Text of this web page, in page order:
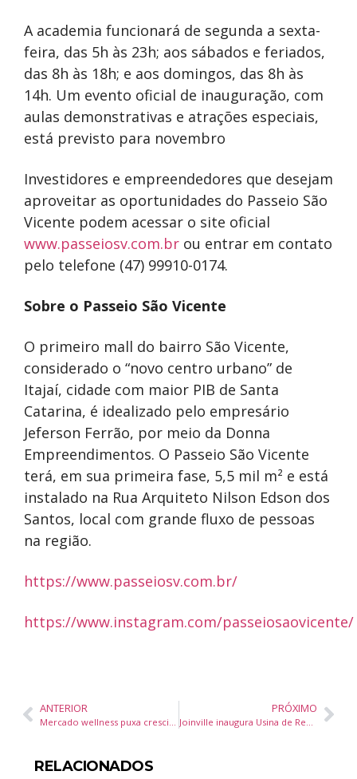
A academia funcionará de segunda a sexta-
feira, das 5h às 23h; aos sábados e feriados,
das 8h às 18h; e aos domingos, das 8h às
14h. Um evento oficial de inauguração, com
aulas demonstrativas e atrações especiais,
está previsto para novembro
Investidores e empreendedores que desejam
aproveitar as oportunidades do Passeio São
Vicente podem acessar o site oficial
www.passeiosv.com.br ou entrar em contato
pelo telefone (47) 99910-0174.
Sobre o Passeio São Vicente
O primeiro mall do bairro São Vicente,
considerado o “novo centro urbano” de
Itajaí, cidade com maior PIB de Santa
Catarina, é idealizado pelo empresário
Jeferson Ferrão, por meio da Donna
Empreendimentos. O Passeio São Vicente
terá, em sua primeira fase, 5,5 mil m² e está
instalado na Rua Arquiteto Nilson Edson dos
Santos, local com grande fluxo de pessoas
na região.
https://www.passeiosv.com.br/
https://www.instagram.com/passeiosaovicente/
ANTERIOR PRÓXIMO
RELACIONADOS